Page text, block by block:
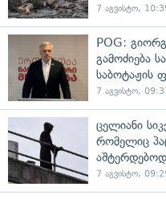
7 აგვისტო,
POG:
გამოძიება
საბოტაჟის
7 აგვისტო,
ცელიანი
რომელიც
7 აგვისტო,